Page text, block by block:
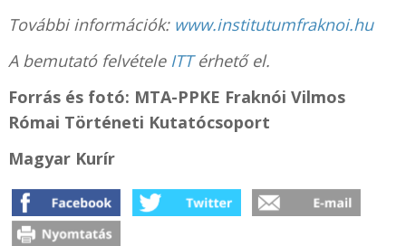
További információk: www.institutumfraknoi.hu
A bemutató felvétele ITTérhető el.
Forrás és fotó: MTA-PPKE Fraknói Vilmos
Római Történeti Kutatócsoport
Magyar Kurír